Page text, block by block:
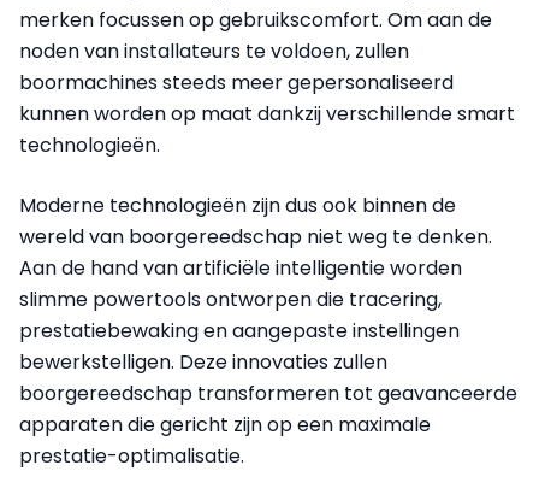
merken focussen op gebruikscomfort. Om aan de
noden van installateurs te voldoen, zullen
boormachines steeds meer gepersonaliseerd
kunnen worden op maat dankzij verschillende smart
technologieën.
Moderne technologieën zijn dus ook binnen de
wereld van boorgereedschap niet weg te denken.
Aan de hand van artificiële intelligentie worden
slimme powertools ontworpen die tracering,
prestatiebewaking en aangepaste instellingen
bewerkstelligen. Deze innovaties zullen
boorgereedschap transformeren tot geavanceerde
apparaten die gericht zijn op een maximale
prestatie-optimalisatie.